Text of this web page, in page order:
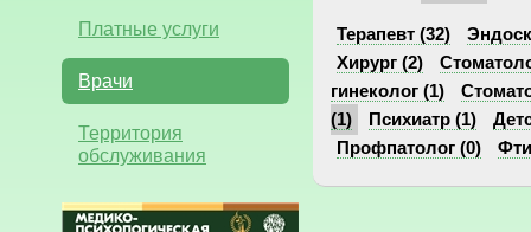
Платные услуги
Врачи
Территория
обслуживания
Терапевт (32)
Хирург (2)
гинеколог (1)
(1)
Психиатр (1)
Профпатолог (0)